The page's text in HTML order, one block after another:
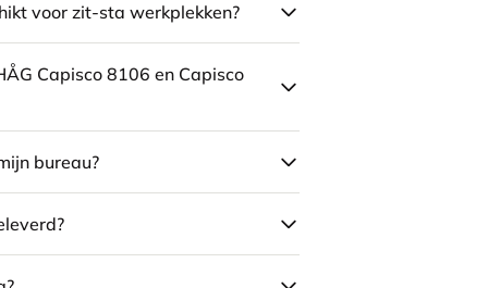
voor zit-sta werkplekken?
Capisco 8106 en Capisco
bureau?